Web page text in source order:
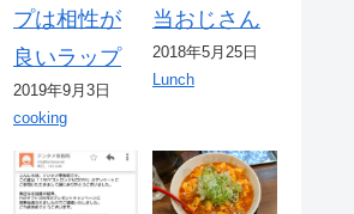
プは相性が
良いラップ
2019年9月3日
cooking
当おじさん
2018年5月25日
Lunch